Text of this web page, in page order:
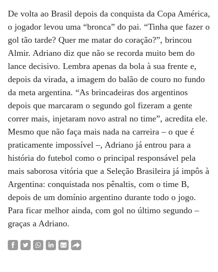
De volta ao Brasil depois da conquista da Copa América,
o jogador levou uma “bronca” do pai. “Tinha que fazer o
gol tão tarde? Quer me matar do coração?”, brincou
Almir. Adriano diz que não se recorda muito bem do
lance decisivo. Lembra apenas da bola à sua frente e,
depois da virada, a imagem do balão de couro no fundo
da meta argentina. “As brincadeiras dos argentinos
depois que marcaram o segundo gol fizeram a gente
correr mais, injetaram novo astral no time”, acredita ele.
Mesmo que não faça mais nada na carreira – o que é
praticamente impossível –, Adriano já entrou para a
história do futebol como o principal responsável pela
mais saborosa vitória que a Seleção Brasileira já impôs à
Argentina: conquistada nos pênaltis, com o time B,
depois de um domínio argentino durante todo o jogo.
Para ficar melhor ainda, com gol no último segundo –
graças a Adriano.